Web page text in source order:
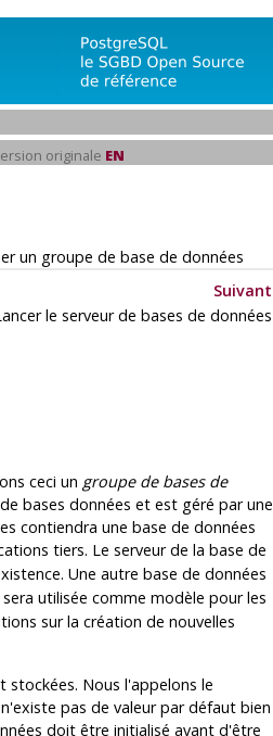
originale EN
un groupe de base de données
Suivant
le serveur de bases de données
ceci un groupe de bases de
bases données et est géré par une
contiendra une base de données
tiers. Le serveur de la base de
Une autre base de données
utilisée comme modèle pour les
sur la création de nouvelles
stockées. Nous l'appelons le
pas de valeur par défaut bien
doit être initialisé avant d'être